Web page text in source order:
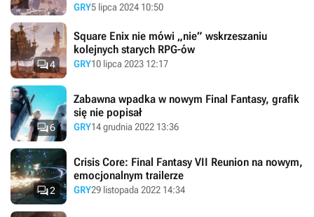
GRY5 lipca 2024 10:50
4
Square Enix nie mówi „nie” wskrzeszaniu
kolejnych starych RPG-ów
GRY10 lipca 2023 12:17
6
Zabawna wpadka w nowym Final Fantasy, grafik
się nie popisał
GRY14 grudnia 2022 13:36
2
Crisis Core: Final Fantasy VII Reunion na nowym,
emocjonalnym trailerze
GRY29 listopada 2022 14:34